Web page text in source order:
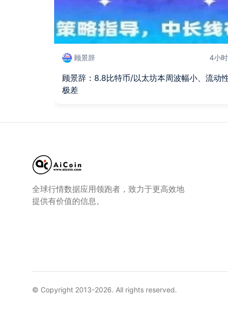
顾景辞 4小
顾景辞：8.8比特币/以太坊本周波幅小、流动
极差
全球行情数据应用领跑者，致力于更高效地
提供有价值的信息。
© Copyright 2013-2026. All rights reserved.